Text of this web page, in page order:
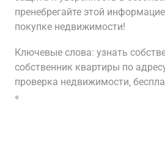
пренебрегайте этой
покупке недвижимости!
Ключевые слова: узнать
собственник квартиры по
проверка недвижимости‚
«